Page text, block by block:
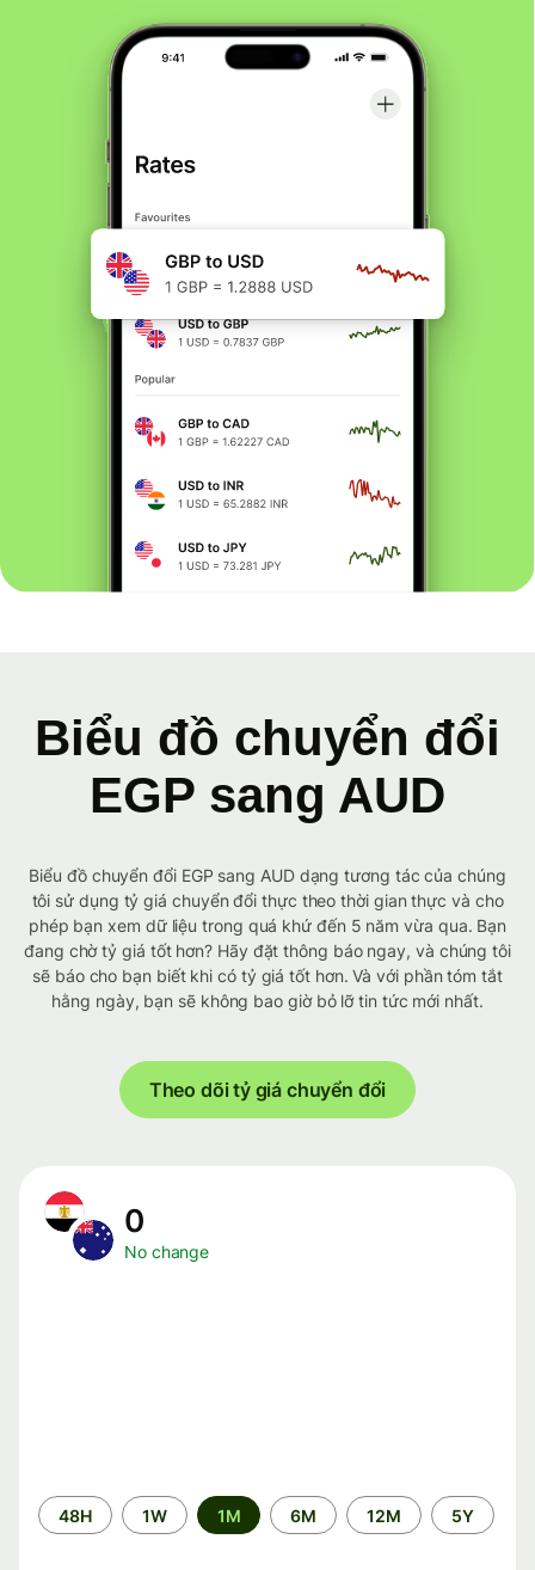
Biểu đồ chuyển đổi
EGP sang AUD
Biểu đồ chuyển đổi EGP sang AUD dạng tương tác của chúng
tôi sử dụng tỷ giá chuyển đổi thực theo thời gian thực và cho
phép bạn xem dữ liệu trong quá khứ đến 5 năm vừa qua. Bạn
đang chờ tỷ giá tốt hơn? Hãy đặt thông báo ngay, và chúng tôi
sẽ báo cho bạn biết khi có tỷ giá tốt hơn. Và với phần tóm tắt
hằng ngày, bạn sẽ không bao giờ bỏ lỡ tin tức mới nhất.
Theo dõi tỷ giá chuyển đổi
0
No change
Time
period
48H 1W 1M 6M 12M 5Y